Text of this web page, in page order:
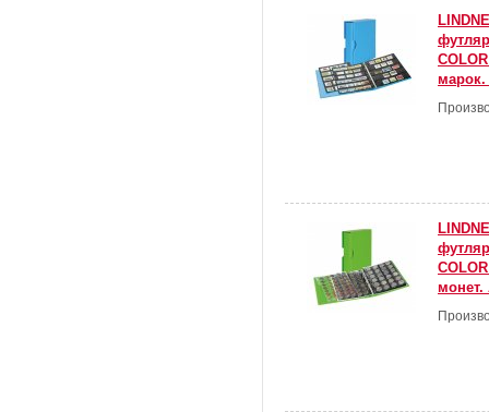
марок.
монет.